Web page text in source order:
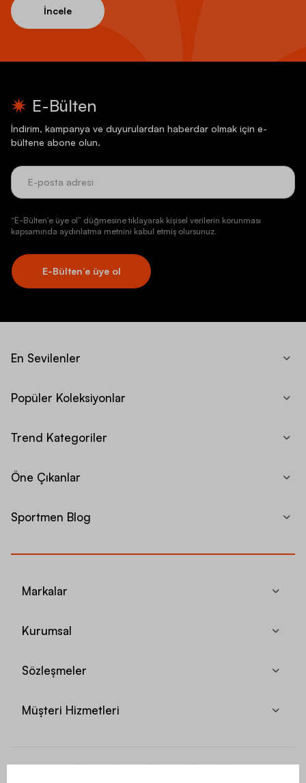
İncele
E-Bülten
İndirim, kampanya ve duyurulardan haberdar olmak için e-
bültene abone olun.
“E-Bülten’e üye ol” düğmesine tıklayarak kişisel verilerin korunması
kapsamında aydınlatma metnini kabul etmiş olursunuz.
E-Bülten’e üye ol
En Sevilenler
Popüler Koleksiyonlar
Trend Kategoriler
Öne Çıkanlar
Sportmen Blog
Markalar
Kurumsal
Sözleşmeler
Müşteri Hizmetleri